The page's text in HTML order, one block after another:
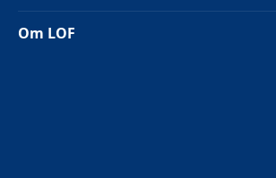
Om LOF